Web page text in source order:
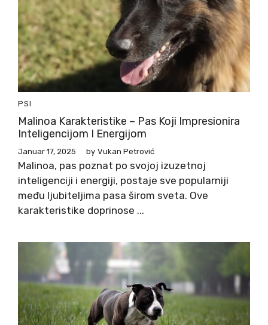
PSI
Malinoa Karakteristike – Pas Koji Impresionira
Inteligencijom I Energijom
Januar 17, 2025 by Vukan Petrović
Malinoa, pas poznat po svojoj izuzetnoj
inteligenciji i energiji, postaje sve popularniji
među ljubiteljima pasa širom sveta. Ove
karakteristike doprinose ...